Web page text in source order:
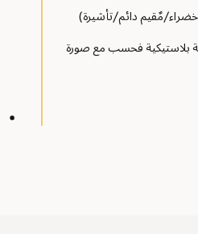
مٌقيم دائم/تأشيرة)
بلاستيكية فحسب مع صورة